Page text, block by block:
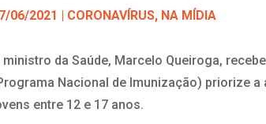
06/2021 | CORONAVÍRUS, NA MÍDIA
ministro da Saúde, Marcelo Queiroga,
Nacional de Imunização) priorize
entre 12 e 17 anos.